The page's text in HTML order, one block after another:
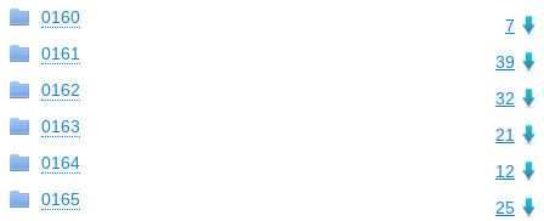
7
0160
39
0161
32
0162
21
0163
12
0164
25
0165